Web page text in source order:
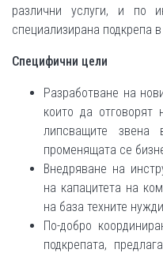
различни услуги, и по
специализирана подкрепа
Специфични цели
Разработване на
които да
липсващите
променящата се
Внедряване на
на капацитета на
на база техните
По-добро
подкрепата,